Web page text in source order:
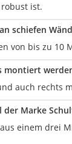
ist.
schiefen
von bis zu
montiert
auch rechts
der Marke
einem drei